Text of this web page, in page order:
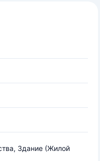
Здание (Жилой